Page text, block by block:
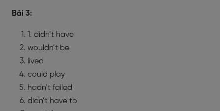
Bài 3:
1. didn’t have
wouldn’t be
lived
could play
hadn’t failed
didn’t have to